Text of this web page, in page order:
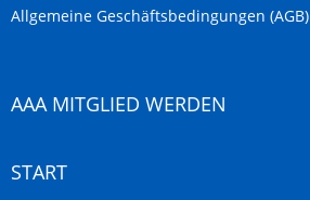
Allgemeine Geschäftsbedingungen (AGB)
AAA MITGLIED WERDEN
START